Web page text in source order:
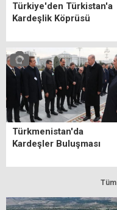
Türkiye'den Türkistan'a
Kardeşlik Köprüsü
Türkmenistan'da
Kardeşler Buluşması